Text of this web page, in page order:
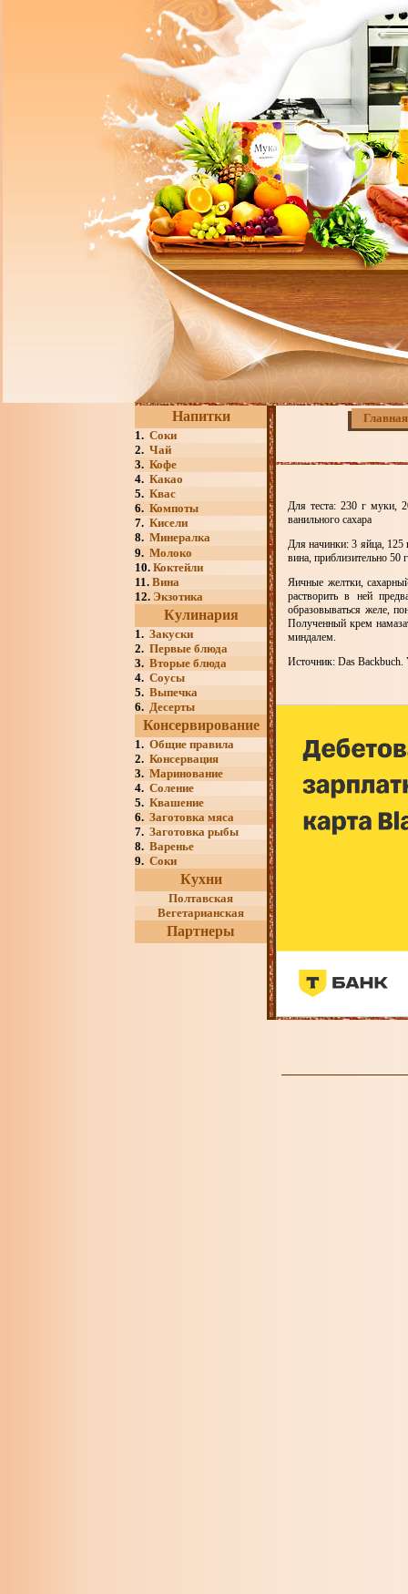
Напитки
1. Соки
2. Чай
3. Кофе
4. Какао
5. Квас
6. Компоты
7. Кисели
8. Минералка
9. Молоко
10. Коктейли
11. Вина
12. Экзотика
Кулинария
1. Закуски
2. Первые блюда
3. Вторые блюда
4. Соусы
5. Выпечка
6. Десерты
Консервирование
1. Общие правила
2. Консервация
3. Маринование
4. Соление
5. Квашение
6. Заготовка мяса
7. Заготовка рыбы
8. Варенье
9. Соки
Кухни
Полтавская
Вегетарианская
Партнеры
Главная
Для теста: 230 г муки,
ванильного сахара
Для начинки: 3 яйца, 125
вина, приблизительно 50
Яичные желтки,
растворить в ней
образовываться желе,
Полученный крем
миндалем.
Источник: Das Backbuch.